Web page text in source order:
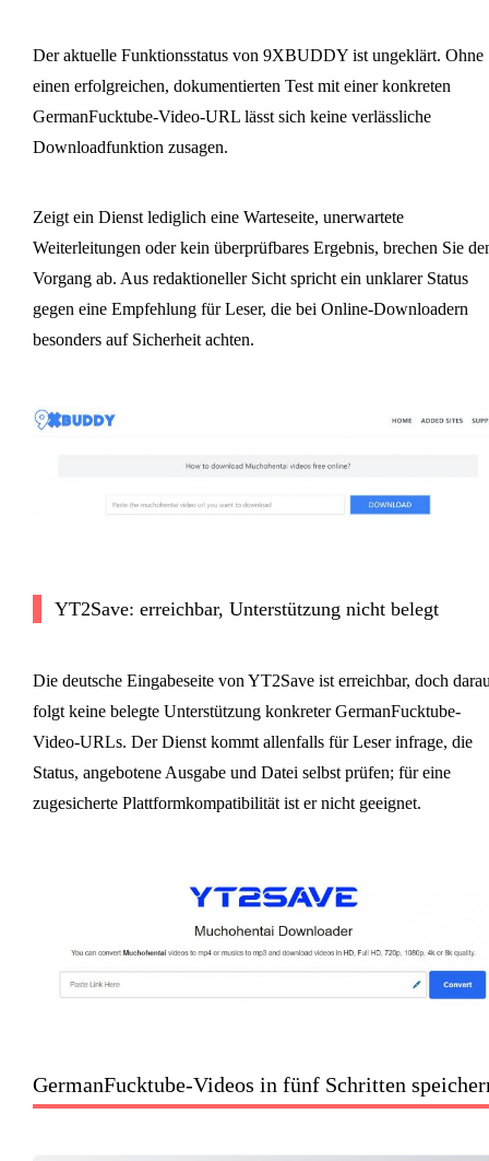
Der aktuelle Funktionsstatus von 9XBUDDY ist ungeklärt. Ohne
einen erfolgreichen, dokumentierten Test mit einer konkreten
GermanFucktube-Video-URL lässt sich keine verlässliche
Downloadfunktion zusagen.
Zeigt ein Dienst lediglich eine Warteseite, unerwartete
Weiterleitungen oder kein überprüfbares Ergebnis, brechen Sie
Vorgang ab. Aus redaktioneller Sicht spricht ein unklarer Status
gegen eine Empfehlung für Leser, die bei Online-Downloadern
besonders auf Sicherheit achten.
YT2Save: erreichbar, Unterstützung nicht belegt
Die deutsche Eingabeseite von YT2Save ist erreichbar, doch
folgt keine belegte Unterstützung konkreter GermanFucktube-
Video-URLs. Der Dienst kommt allenfalls für Leser infrage, die
Status, angebotene Ausgabe und Datei selbst prüfen; für eine
zugesicherte Plattformkompatibilität ist er nicht geeignet.
GermanFucktube-Videos in fünf Schritten